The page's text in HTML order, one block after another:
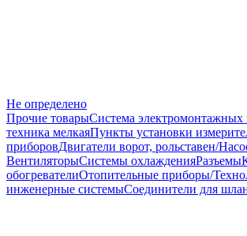
Не определено
Прочие товарыСистема электромонтажных
техника мелкаяПункты установки
приборовДвигатели ворот, рольставен/
ВентиляторыСистемы охлажденияРазъемы
обогревателиОтопительные приборы/
инженерные системыСоединители для